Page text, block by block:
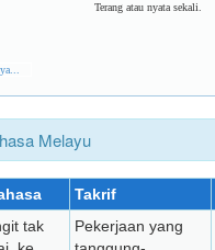
Terang atau nyata sekali.
Melayu
Takrif
tak
Pekerjaan yang